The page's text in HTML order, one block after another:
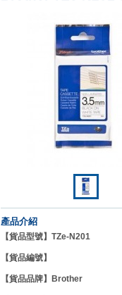
產品介紹
【貨品型號】 TZe-N201
【貨品編號】
【貨品品牌】 Brother